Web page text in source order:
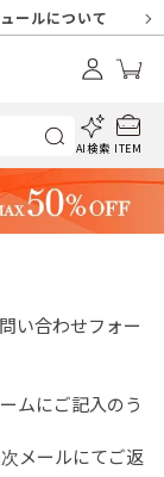
ールについて
響について
）のお知らせ
への影響について
ださい
しまして
まして
ください
AI検索 ITEM
い合わせフォー
ムにご記入のう
メールにてご返